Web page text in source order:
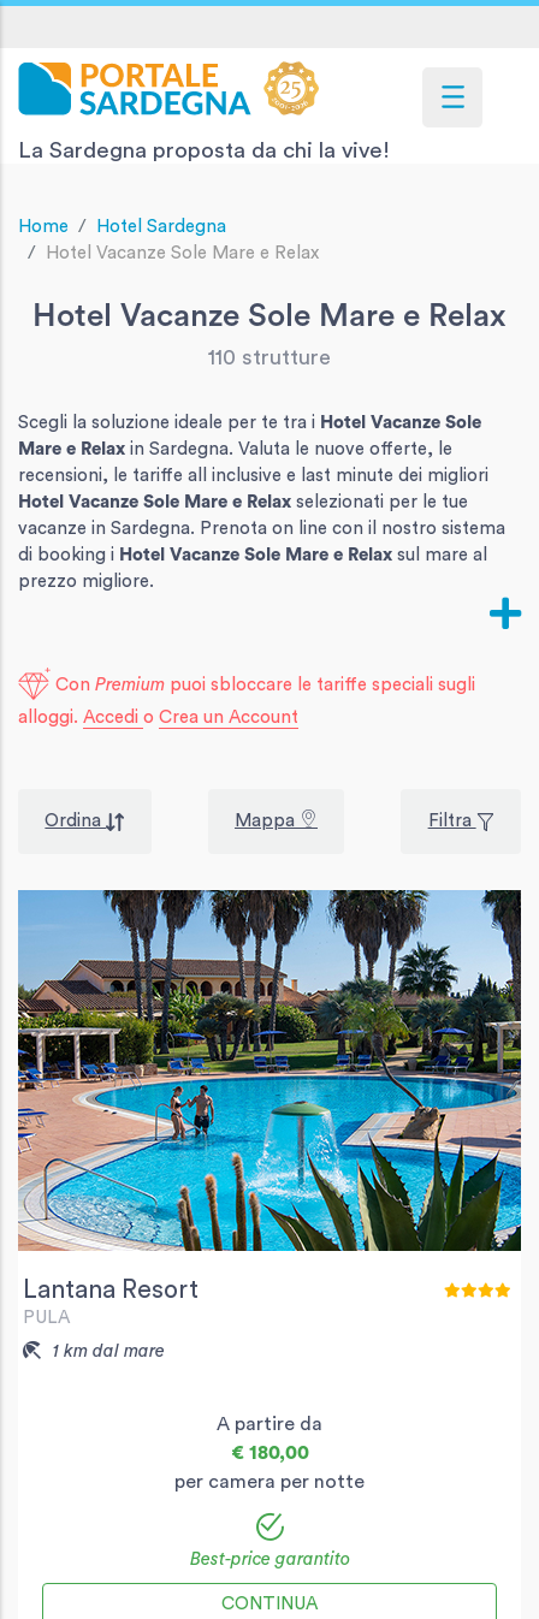
La Sardegna proposta da chi la vive!
Home
Hotel Sardegna
Hotel Vacanze Sole Mare e Relax
Hotel Vacanze Sole Mare e Relax
110 strutture
Scegli la soluzione ideale per te tra i Hotel Vacanze Sole
Mare e Relax in Sardegna. Valuta le nuove offerte, le
recensioni, le tariffe all inclusive e last minute dei migliori
Hotel Vacanze Sole Mare e Relax selezionati per le tue
vacanze in Sardegna. Prenota on line con il nostro sistema
di booking i Hotel Vacanze Sole Mare e Relax sul mare al
prezzo migliore.
Con Premium puoi sbloccare le tariffe speciali sugli
alloggi. Accedi o Crea un Account
Ordina Mappa Filtra
Lantana Resort
PULA
1 km dal mare
A partire da
€ 180,00
per camera per notte
Best-price garantito
CONTINUA